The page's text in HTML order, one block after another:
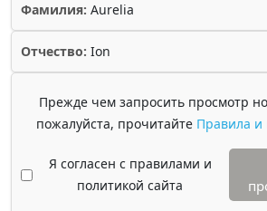
Фамилия: Aurelia
Отчество: Ion
Прежде чем запросить просмотр
пожалуйста, прочитайте Правила и
Я согласен с правилами и
политикой сайта